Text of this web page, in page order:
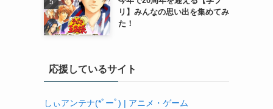
リ】みんなの思い出を集めてみ
た！
応援しているサイト
しぃアンテナ(*ﾟーﾟ) | アニメ・ゲーム